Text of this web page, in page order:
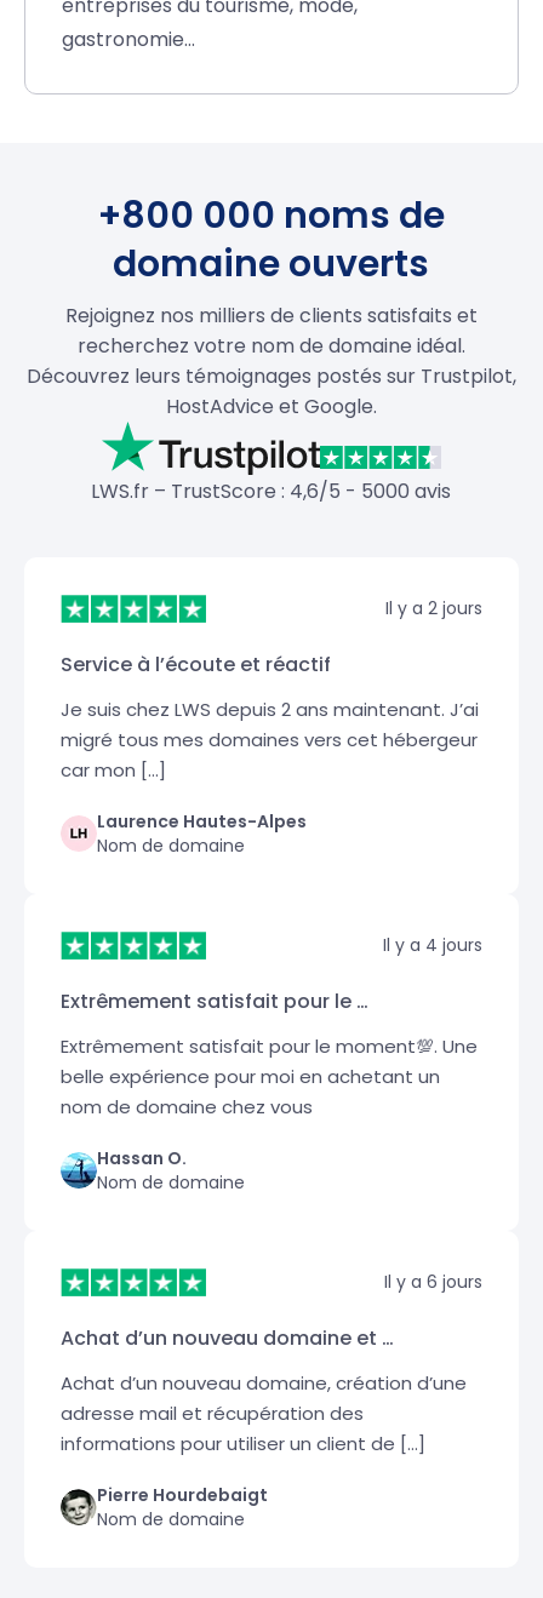
gastronomie…
+800 000 noms de
domaine ouverts
Rejoignez nos milliers de clients satisfaits et
recherchez votre nom de domaine idéal.
Découvrez leurs témoignages postés sur Trustpilot,
HostAdvice et Google.
LWS.fr – TrustScore : 4,6/5 - 5000 avis
Il y a 2 jours
Service à l’écoute et réactif
Je suis chez LWS depuis 2 ans maintenant. J’ai
migré tous mes domaines vers cet hébergeur
car mon […]
Laurence Hautes-Alpes
Nom de domaine
Il y a 4 jours
Extrêmement satisfait pour le …
Extrêmement satisfait pour le moment💯. Une
belle expérience pour moi en achetant un
nom de domaine chez vous
Hassan O.
Nom de domaine
Il y a 6 jours
Achat d’un nouveau domaine et …
Achat d’un nouveau domaine, création d’une
adresse mail et récupération des
informations pour utiliser un client de […]
Pierre Hourdebaigt
Nom de domaine